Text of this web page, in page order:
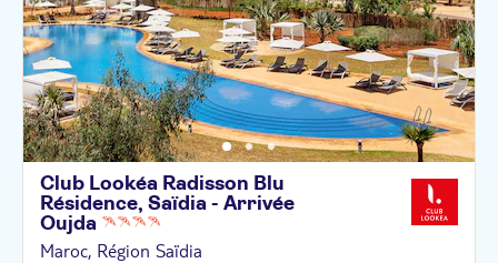
Club Lookéa Radisson Blu
Résidence, Saïdia - Arrivée
Oujda
Maroc, Région Saïdia